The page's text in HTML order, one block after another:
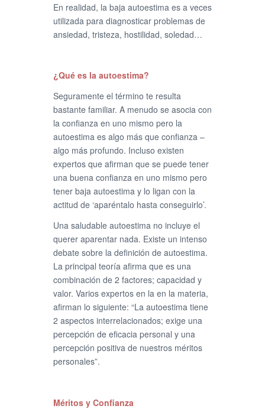
En realidad, la baja autoestima es a veces
utilizada para diagnosticar problemas de
ansiedad, tristeza, hostilidad, soledad…
¿Qué es la autoestima?
Seguramente el término te resulta
bastante familiar. A menudo se asocia con
la confianza en uno mismo pero la
autoestima es algo más que confianza –
algo más profundo. Incluso existen
expertos que afirman que se puede tener
una buena confianza en uno mismo pero
tener baja autoestima y lo ligan con la
actitud de ‘aparéntalo hasta conseguirlo’.
Una saludable autoestima no incluye el
querer aparentar nada. Existe un intenso
debate sobre la definición de autoestima.
La principal teoría afirma que es una
combinación de 2 factores; capacidad y
valor. Varios expertos en la en la materia,
afirman lo siguiente: “La autoestima tiene
2 aspectos interrelacionados; exige una
percepción de eficacia personal y una
percepción positiva de nuestros méritos
personales”.
Méritos y Confianza